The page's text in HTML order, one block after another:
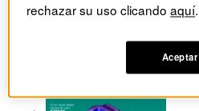
Revistas del mes
rechazar su uso clicandoaquí.
Aceptar